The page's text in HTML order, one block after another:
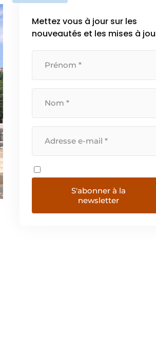
Mettez vous à jour sur les
nouveautés et les mises à
S'abonner à la
newsletter